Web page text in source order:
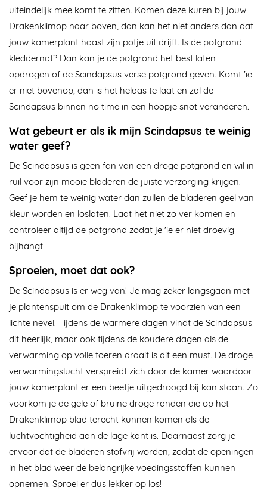
uiteindelijk mee komt te zitten. Komen deze kuren bij jouw
Drakenklimop naar boven, dan kan het niet anders dan dat
jouw kamerplant haast zijn potje uit drijft. Is de potgrond
kleddernat? Dan kan je de potgrond het best laten
opdrogen of de Scindapsus verse potgrond geven. Komt 'ie
er niet bovenop, dan is het helaas te laat en zal de
Scindapsus binnen no time in een hoopje snot veranderen.
Wat gebeurt er als ik mijn Scindapsus te weinig
water geef?
De Scindapsus is geen fan van een droge potgrond en wil in
ruil voor zijn mooie bladeren de juiste verzorging krijgen.
Geef je hem te weinig water dan zullen de bladeren geel van
kleur worden en loslaten. Laat het niet zo ver komen en
controleer altijd de potgrond zodat je 'ie er niet droevig
bijhangt.
Sproeien, moet dat ook?
De Scindapsus is er weg van! Je mag zeker langsgaan met
je plantenspuit om de Drakenklimop te voorzien van een
lichte nevel. Tijdens de warmere dagen vindt de Scindapsus
dit heerlijk, maar ook tijdens de koudere dagen als de
verwarming op volle toeren draait is dit een must. De droge
verwarmingslucht verspreidt zich door de kamer waardoor
jouw kamerplant er een beetje uitgedroogd bij kan staan. Zo
voorkom je de gele of bruine droge randen die op het
Drakenklimop blad terecht kunnen komen als de
luchtvochtigheid aan de lage kant is. Daarnaast zorg je
ervoor dat de bladeren stofvrij worden, zodat de openingen
in het blad weer de belangrijke voedingsstoffen kunnen
opnemen. Sproei er dus lekker op los!